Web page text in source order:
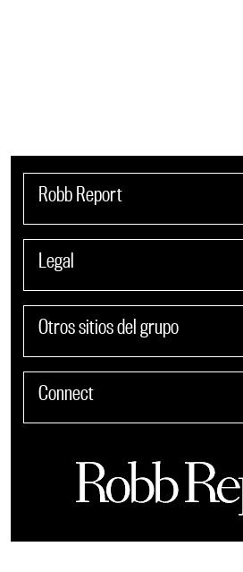
Robb Report
Legal
Otros sitios del grupo
Connect